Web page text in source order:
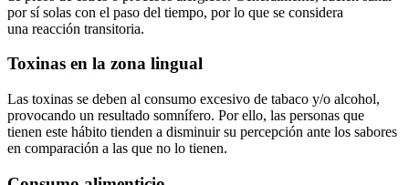
porsí solas con el paso del tiempo, por lo que se considera
una reacción transitoria.
Toxinas en la zona lingual
Las toxinas se deben al consumo excesivo de tabaco y/o alcohol,
provocando un resultado somnífero. Por ello, las personas que
tienen este hábito tienden a disminuir su percepción ante los sabores
en comparación a las que no lo tienen.